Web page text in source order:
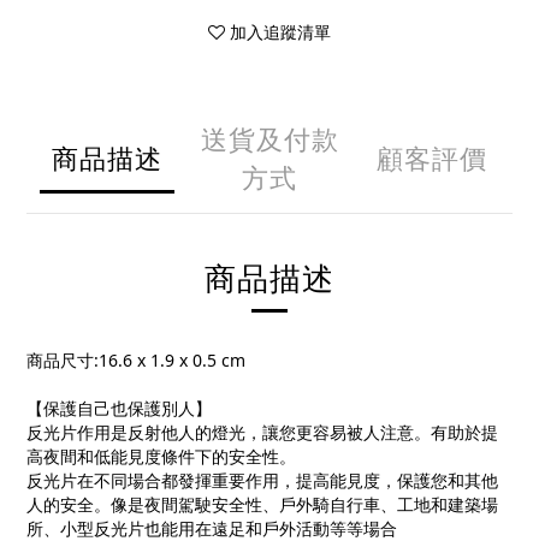
加入追蹤清單
商品描述
送貨及付款
方式
顧客評價
商品描述
商品尺寸:16.6 x 1.9 x 0.5 cm
【保護自己也保護別人】
反光片作用是反射他人的燈光，讓您更容易被人注意。有助於提
高夜間和低能見度條件下的安全性。
反光片在不同場合都發揮重要作用，提高能見度，保護您和其他
人的安全。像是夜間駕駛安全性、戶外騎自行車、工地和建築場
所、小型反光片也能用在遠足和戶外活動等等場合